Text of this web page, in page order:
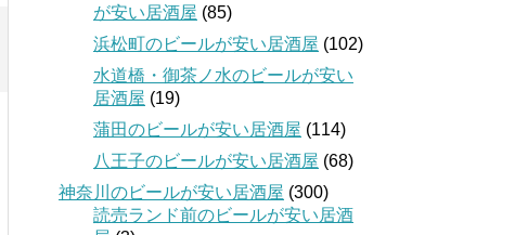
が安い居酒屋 (85)
浜松町のビールが安い居酒屋 (102)
水道橋・御茶ノ水のビールが安い
居酒屋 (19)
蒲田のビールが安い居酒屋 (114)
八王子のビールが安い居酒屋 (68)
神奈川のビールが安い居酒屋 (300)
読売ランド前のビールが安い居酒